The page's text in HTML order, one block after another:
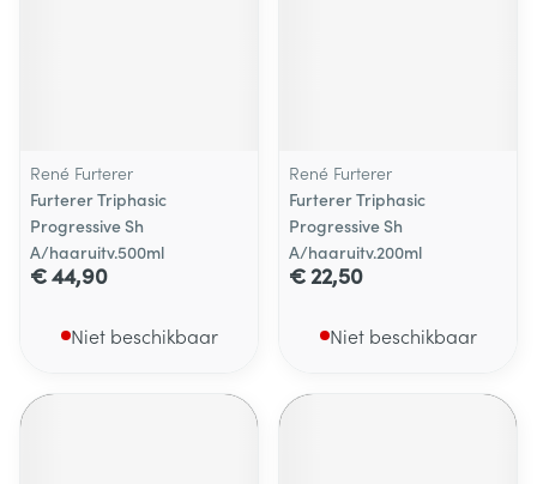
René Furterer
Furterer Triphasic
Progressive Sh
A/haaruitv.500ml
€ 44,90
Niet beschikbaar
René Furterer
Furterer Triphasic
Progressive Sh
A/haaruitv.200ml
€ 22,50
Niet beschikbaar